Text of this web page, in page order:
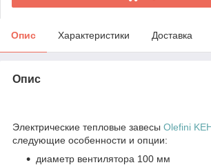
Опис Характеристики Доставка
Опис
Электрические тепловые завесы Olefini
следующие особенности и опции:
диаметр вентилятора 100 мм